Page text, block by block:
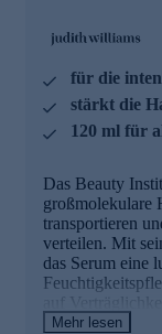
Durch die
Produkten mit
Resultate, wie
für die
stärkt die
120 ml für
Das Beauty
großmolekulare
transportieren
verteilen. Mit
das Serum eine
auf
AQUALUXE
Mehr lesen